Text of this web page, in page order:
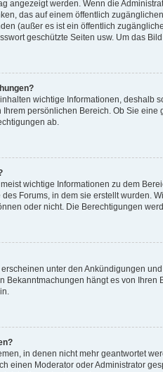
angezeigt werden. Wenn die
das auf einem öffentlich
(außer es ist ein öffentlich
geschützte Seiten usw. Um das
wichtige Informationen, deshalb
persönlichen Bereich. Ob Sie
ab.
wichtige Informationen zu dem
Forums, in dem sie erstellt wurden.
oder nicht. Die Berechtigungen
unter den Ankündigungen
Bekanntmachungen hängt es von
in denen nicht mehr geantwortet
einen Moderator oder Administrator